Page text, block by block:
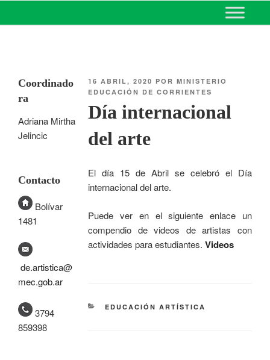
MINISTERIO DE EDUCACIÓN
DE CORRIENTES
16 ABRIL, 2020 PORMINISTERIO
EDUCACIÓN DE CORRIENTES
Día internacional
del arte
El día 15 de Abril se celebró el Día
internacional del arte.
Puede ver en el siguiente enlace un
compendio de videos de artistas con
actividades para estudiantes.Videos
EDUCACIÓN ARTÍSTICA
Coordinado
ra
Adriana Mirtha
Jelincic
Contacto
Bolívar
1481
de.artistica@
mec.gob.ar
3794
859398